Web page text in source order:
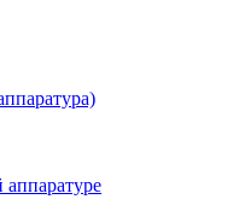
аппаратуре